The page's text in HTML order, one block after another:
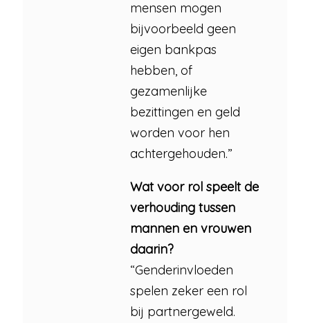
mensen mogen
bijvoorbeeld geen
eigen bankpas
hebben, of
gezamenlijke
bezittingen en geld
worden voor hen
achtergehouden.”
Wat voor rol speelt de
verhouding tussen
mannen en vrouwen
daarin?
“Genderinvloeden
spelen zeker een rol
bij partnergeweld.